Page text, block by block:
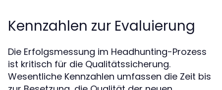
Kennzahlen zur Evaluierung
Die Erfolgsmessung im Headhunting-Prozess
ist kritisch für die Qualitätssicherung.
Wesentliche Kennzahlen umfassen die Zeit bis